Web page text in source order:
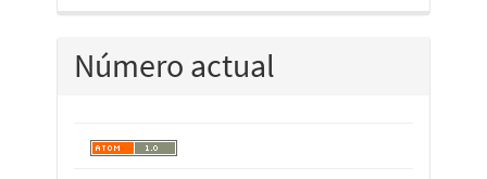
Número actual